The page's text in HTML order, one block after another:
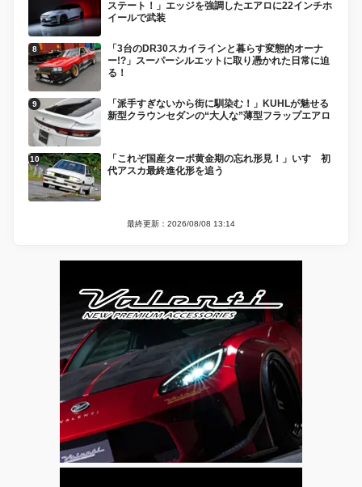
ステート！」エッジを強調したエアロに22インチホ
イールで武装
「3台のDR30スカイラインと暮らす変態的オーナ
ー!?」スーパーシルエットに取り憑かれた日常に迫
る！
「派手すぎないから街に馴染む！」KUHLが魅せる
新型クラウンセダンの“大人な”薄型フラップエアロ
「これぞ国産ターボ黄金期の忘れ形見！」いすゞ初
代アスカ最終進化形を追う
最終更新：2026/08/08 13:14